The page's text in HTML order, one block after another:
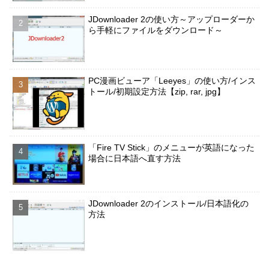
JDownloader 2の使い方～アップローダーか
ら手軽にファイルをダウンロード～
PC漫画ビューア「Leeyes」の使い方/インス
トール/初期設定方法【zip, rar, jpg】
「Fire TV Stick」のメニューが英語になった
場合に日本語へ直す方法
JDownloader 2のインストール/日本語化の
方法